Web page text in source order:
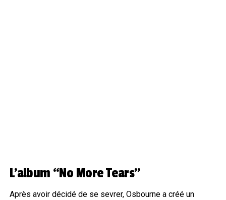
L’album “No More Tears”
Après avoir décidé de se sevrer, Osbourne a créé un